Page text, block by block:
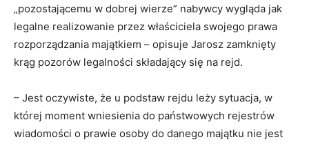
„pozostającemu w dobrej wierze” nabywcy wygląda jak
legalne realizowanie przez właściciela swojego prawa
rozporządzania majątkiem – opisuje Jarosz zamknięty
krąg pozorów legalności składający się na rejd.
– Jest oczywiste, że u podstaw rejdu leży sytuacja, w
której moment wniesienia do państwowych rejestrów
wiadomości o prawie osoby do danego majątku nie jest